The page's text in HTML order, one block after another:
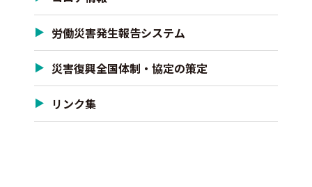
労働災害発生報告システム
災害復興全国体制・協定の策定
リンク集